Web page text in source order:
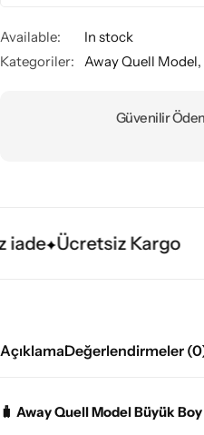
Available:
In stock
Kategoriler:
Away Quell Model,
Güvenilir
Ücretsiz Kargo
AçıklamaDeğerlendirmeler
🧳 Away Quell Model Büyük